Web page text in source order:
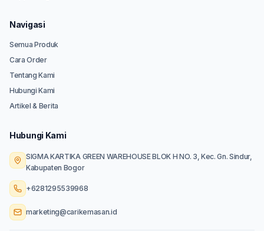
Navigasi
Semua Produk
Cara Order
Tentang Kami
Hubungi Kami
Artikel & Berita
Hubungi Kami
SIGMA KARTIKA GREEN WAREHOUSE BLOK H NO. 3, Kec. Gn. Sindur,
Kabupaten Bogor
+6281295539968
marketing@carikemasan.id